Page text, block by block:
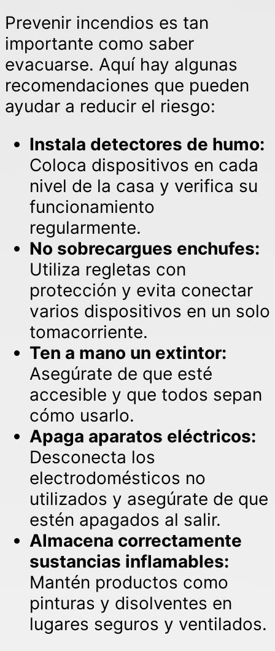
Prevenir incendios es tan
importante como saber
evacuarse. Aquí hay algunas
recomendaciones que pueden
ayudar a reducir el riesgo:
Instala detectores de humo:
Coloca dispositivos en cada
nivel de la casa y verifica su
funcionamiento
regularmente.
No sobrecargues enchufes:
Utiliza regletas con
protección y evita conectar
varios dispositivos en un solo
tomacorriente.
Ten a mano un extintor:
Asegúrate de que esté
accesible y que todos sepan
cómo usarlo.
Apaga aparatos eléctricos:
Desconecta los
electrodomésticos no
utilizados y asegúrate de que
estén apagados al salir.
Almacena correctamente
sustancias inflamables:
Mantén productos como
pinturas y disolventes en
lugares seguros y ventilados.